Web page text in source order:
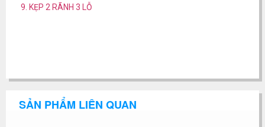
9. KẸP 2 RÃNH 3 LỖ
SẢN PHẨM LIÊN QUAN